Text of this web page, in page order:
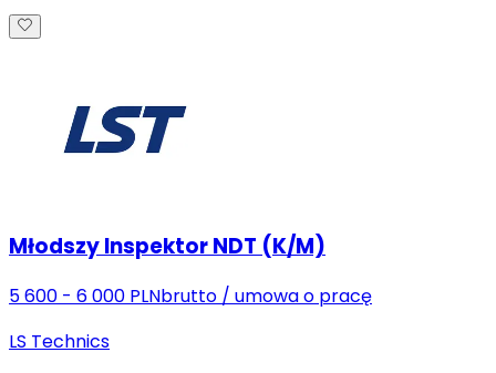
Młodszy Inspektor NDT (K/M)
5 600 - 6 000 PLNbrutto / umowa o pracę
LS Technics